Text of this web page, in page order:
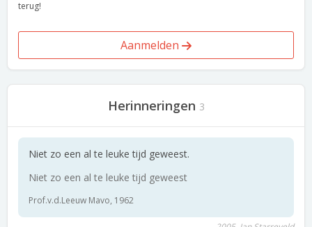
terug!
Aanmelden
Herinneringen 3
Niet zo een al te leuke tijd geweest.
Niet zo een al te leuke tijd geweest
Prof.v.d.Leeuw Mavo, 1962